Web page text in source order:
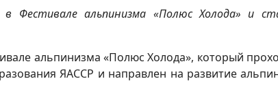
Фестивале альпинизма «Полюс Холода» и
альпинизма «Полюс Холода», который
ЯАССР и направлен на развитие